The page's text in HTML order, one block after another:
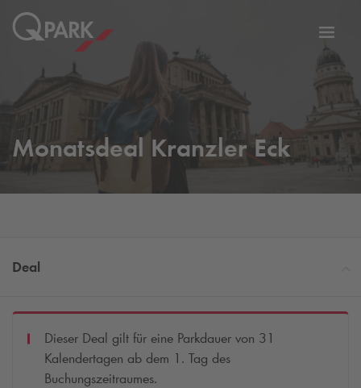
Zur
Monatsdeal Kranzler Eck
Deal
Dieser Deal gilt für eine Parkdauer von 31
Kalendertagen ab dem 1. Tag des
Buchungszeitraumes.